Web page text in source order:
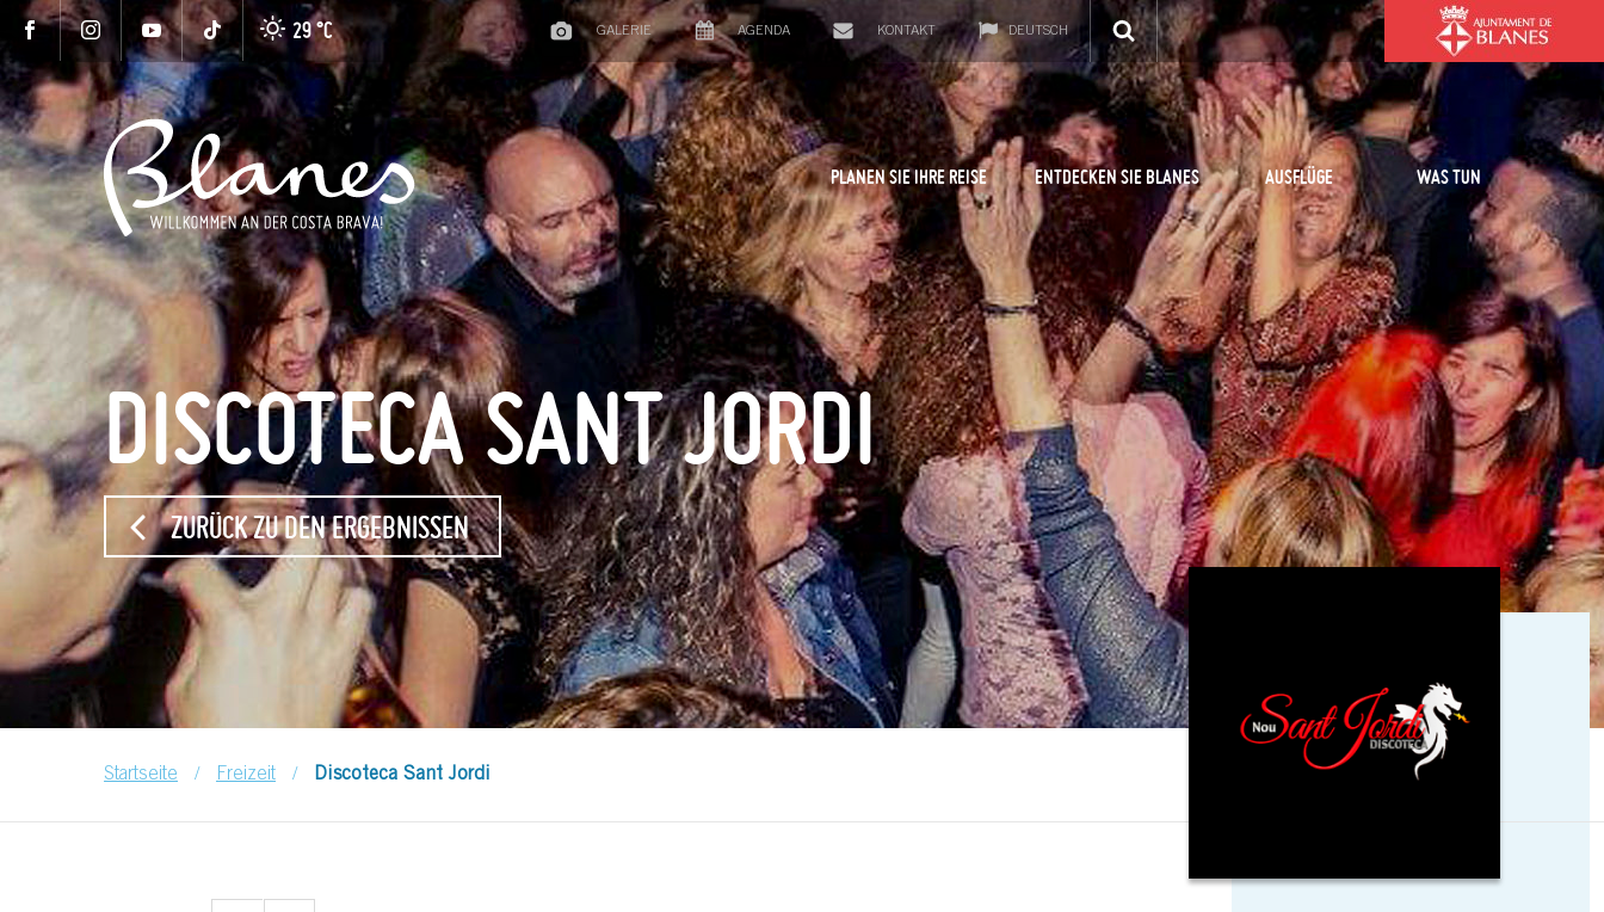
29 °C GALERIE AGENDA KONTAKT DEUTSCH
PLANEN SIE IHRE REISE ENTDECKEN SIE BLANES AUSFLÜGE WAS TUN
DISCOTECA SANT JORDI
ZURÜCK ZU DEN ERGEBNISSEN
Startseite / Freizeit / Discoteca Sant Jordi